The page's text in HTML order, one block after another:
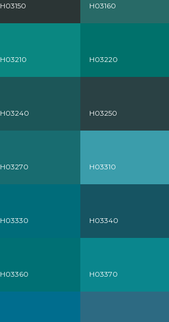
H03150 H03160
H03210 H03220
H03240 H03250
H03270 H03310
H03330 H03340
H03360 H03370